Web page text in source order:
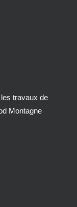
les travaux de
Montagne